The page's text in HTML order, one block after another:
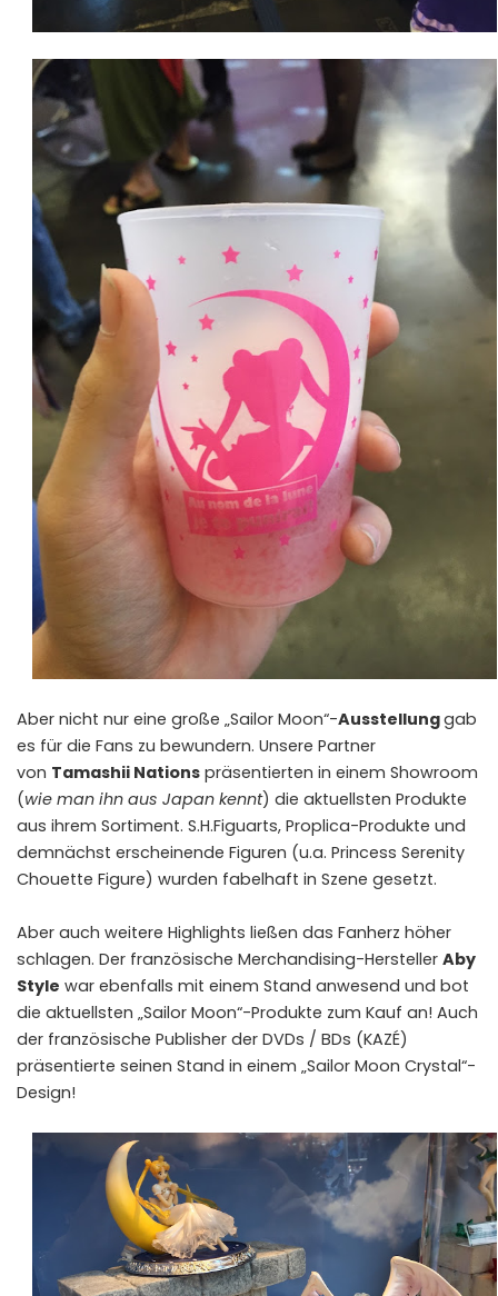
Aber nicht nur eine große „Sailor Moon“-Ausstellunggab
es für die Fans zu bewundern. Unsere Partner
von Tamashii Nations präsentierten in einem Showroom
(wie man ihn aus Japan kennt) die aktuellsten Produkte
aus ihrem Sortiment. S.H.Figuarts, Proplica-Produkte und
demnächst erscheinende Figuren (u.a. Princess Serenity
Chouette Figure) wurden fabelhaft in Szene gesetzt.
Aber auch weitere Highlights ließen das Fanherz höher
schlagen. Der französische Merchandising-Hersteller Aby
Style war ebenfalls mit einem Stand anwesend und bot
die aktuellsten „Sailor Moon“-Produkte zum Kauf an! Auch
der französische Publisher der DVDs / BDs (KAZÉ)
präsentierte seinen Stand in einem „Sailor Moon Crystal“-
Design!